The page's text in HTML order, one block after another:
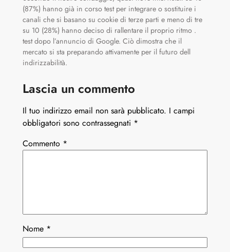
(87%) hanno già in corso test per integrare o sostituire i
canali che si basano su cookie di terze parti e meno di tre
su 10 (28%) hanno deciso di rallentare il proprio ritmo .
test dopo l’annuncio di Google. Ciò dimostra che il
mercato si sta preparando attivamente per il futuro dell
indirizzabilità.
Lascia un commento
Il tuo indirizzo email non sarà pubblicato. I campi
obbligatori sono contrassegnati *
Commento *
Nome *